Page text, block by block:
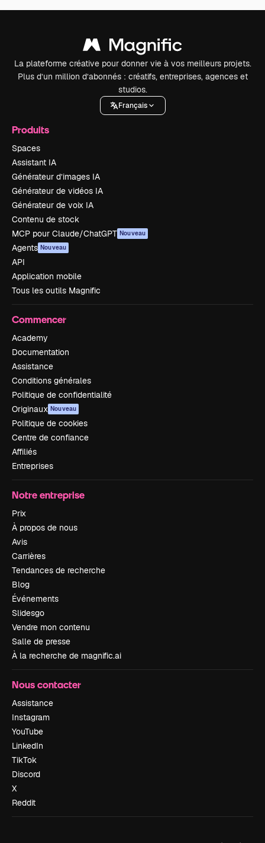
La plateforme créative pour donner vie à vos meilleurs projets.
Plus d’un million d’abonnés : créatifs, entreprises, agences et
studios.
Français
Produits
Spaces
Assistant IA
Générateur d’images IA
Générateur de vidéos IA
Générateur de voix IA
Contenu de stock
MCP pour Claude/ChatGPT Nouveau
Agents Nouveau
API
Application mobile
Tous les outils Magnific
Commencer
Academy
Documentation
Assistance
Conditions générales
Politique de confidentialité
Originaux Nouveau
Politique de cookies
Centre de confiance
Affiliés
Entreprises
Notre entreprise
Prix
À propos de nous
Avis
Carrières
Tendances de recherche
Blog
Événements
Slidesgo
Vendre mon contenu
Salle de presse
À la recherche de magnific.ai
Nous contacter
Assistance
Instagram
YouTube
LinkedIn
TikTok
Discord
X
Reddit